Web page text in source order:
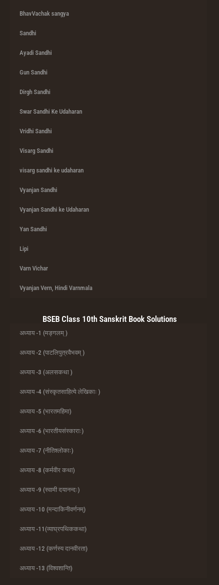
BhavVachak sangya
Sandhi
Ayadi Sandhi
Gun Sandhi
Dirgh Sandhi
Swar Sandhi Ke Udaharan
Vridhi Sandhi
Visarg Sandhi
visarg sandhi ke udaharan
Vyanjan Sandhi
Vyanjan Sandhi ke Udaharan
Yan Sandhi
Lipi
Varn Vichar
Vyanjan Vern, Hindi Varnmala
BSEB Class 10th Sanskrit Book Solutions
अध्याय -1 (मङ्गलम् )
अध्याय -2 (पाटलिपुत्रवैभवम् )
अध्याय -3 (अलसकथा )
अध्याय -4 (संस्कृतसाहित्ये लेखिकाः )
अध्याय -5 (भारतमहिमा)
अध्याय -6 (भारतीयसंस्काराः)
अध्याय -7 (नीतिश्लोकाः)
अध्याय -8 (कर्मवीर कथा)
अध्याय -9 (स्वामी दयानन्दः)
अध्याय -10 (मन्दाकिनीवर्णनम्)
अध्याय -11(व्याघ्रपथिककथा)
अध्याय -12 (कर्णस्य दानवीरता)
अध्याय -13 (विश्वशान्ति)